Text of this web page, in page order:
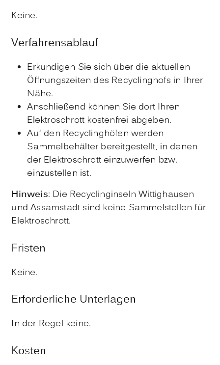
Keine.
Verfahrensablauf
Erkundigen Sie sich über die aktuellen
Öffnungszeiten des Recyclinghofs in Ihrer
Nähe.
Anschließend können Sie dort Ihren
Elektroschrott kostenfrei abgeben.
Auf den Recyclinghöfen werden
Sammelbehälter bereitgestellt, in denen
der Elektroschrott einzuwerfen bzw.
einzustellen ist.
Hinweis: Die Recyclinginseln Wittighausen
und Assamstadt sind keine Sammelstellen für
Elektroschrott.
Fristen
Keine.
Erforderliche Unterlagen
In der Regel keine.
Kosten